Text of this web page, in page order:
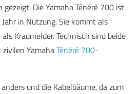
Die Yamaha Ténéré 700 ist
in Nutzung. Sie kommt als
Kradmelder. Technisch sind beide
YamahaTénéré 700-
und die Kabelbäume, da zum